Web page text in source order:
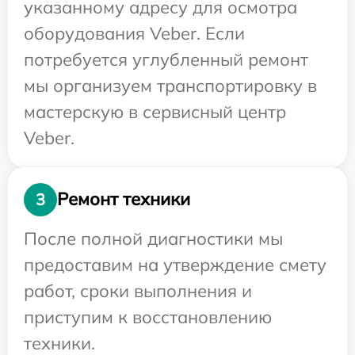
указанному адресу для осмотра
оборудования Veber. Если
потребуется углубленный ремонт
мы организуем транспортировку в
мастерскую в сервисный центр
Veber.
3
Ремонт техники
После полной диагностики мы
предоставим на утверждение смету
работ, сроки выполнения и
приступим к восстановлению
техники.